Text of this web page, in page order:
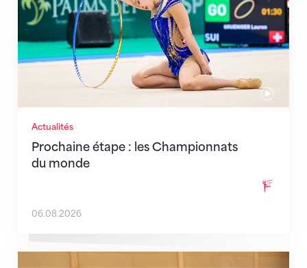
Actualités
Prochaine étape : les Championnats
du monde
06.08.2026
En route pour Zagreb avec des objectifs clairs